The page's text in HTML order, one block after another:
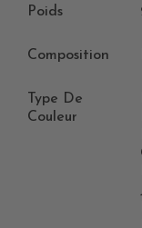
Poids
Composition
Type De
Couleur